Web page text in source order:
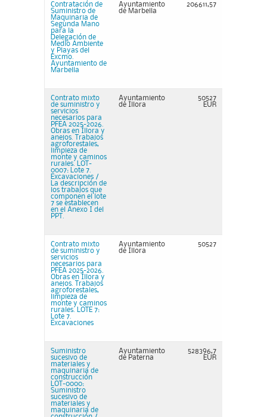
Contratación de
Suministro de
Maquinaria de
Segunda Mano
para la
Delegación de
Medio Ambiente
y Playas del
Excmo.
Ayuntamiento de
Marbella
Ayuntamiento
de Marbella
206611,57
Contrato mixto
de suministro y
servicios
necesarios para
PFEA 2025-2026.
Obras en Íllora y
anejos. Trabajos
agroforestales,
limpieza de
monte y caminos
rurales. LOT-
0007: Lote 7.
Excavaciones /
La descripción de
los trabajos que
componen el lote
7 se establecen
en el Anexo I del
PPT.
Ayuntamiento
de Illora
50527
EUR
Contrato mixto
de suministro y
servicios
necesarios para
PFEA 2025-2026.
Obras en Íllora y
anejos. Trabajos
agroforestales,
limpieza de
monte y caminos
rurales. LOTE 7:
Lote 7.
Excavaciones
Ayuntamiento
de Illora
50527
Suministro
sucesivo de
materiales y
maquinaria de
construcción
LOT-0000:
Suministro
sucesivo de
materiales y
maquinaria de
Ayuntamiento
de Paterna
528396,7
EUR